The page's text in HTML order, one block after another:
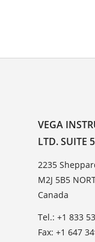
VEGA
LTD. SUITE
2235
M2J 5B5
Canada
Tel.: +1 833
Fax: +1 647